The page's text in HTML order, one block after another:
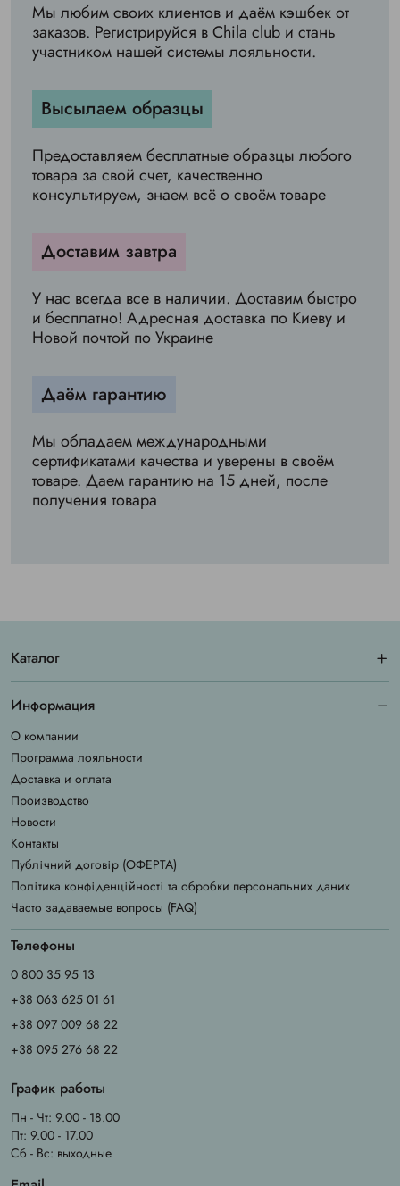
Мы любим своих клиентов и даём кэшбек от
заказов. Регистрируйся в Chila club и стань
участником нашей системы лояльности.
Высылаем образцы
Предоставляем бесплатные образцы любого
товара за свой счет, качественно
консультируем, знаем всё о своём товаре
Доставим завтра
У нас всегда все в наличии. Доставим быстро
и бесплатно! Адресная доставка по Киеву и
Новой почтой по Украине
Даём гарантию
Мы обладаем международными
сертификатами качества и уверены в своём
товаре. Даем гарантию на 15 дней, после
получения товара
Каталог
Информация
О компании
Программа лояльности
Доставка и оплата
Производство
Новости
Контакты
Публічний договір (ОФЕРТА)
Політика конфіденційності та обробки персональних даних
Часто задаваемые вопросы (FAQ)
Телефоны
0 800 35 95 13
+38 063 625 01 61
+38 097 009 68 22
+38 095 276 68 22
График работы
Пн - Чт: 9.00 - 18.00
Пт: 9.00 - 17.00
Сб - Вс: выходные